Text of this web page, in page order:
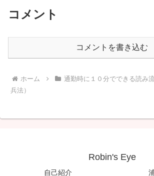
コメント
コメントを書き込む
ホーム
通勤時に１０分でできる読み
兵法）
Robin's Eye
自己紹介